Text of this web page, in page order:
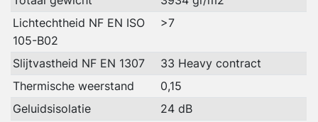
Lichtechtheid NF EN ISO
105-B02
>7
Slijtvastheid NF EN 1307
33 Heavy contract
Thermische weerstand
0,15
Geluidsisolatie
24 dB